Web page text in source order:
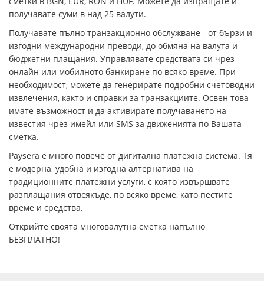
получавате суми в над 25 валути.
Получавате пълно транзакционно обслужване - от бързи и
изгодни международни преводи, до обмяна на валута и
бюджетни плащания. Управлявате средствата си чрез
онлайн или мобилното банкиране по всяко време. При
необходимост, можетe да генерирате пoдробни счетоводни
извлечения, както и справки за транзакциите. Освен това
имате възможност и да активирате получаването на
известия чрез имейл или SMS за движенията по Вашата
сметка.
Paysera е много повече от дигитална платежна система. Тя
е модерна, удобна и изгодна алтернатива на
традиционните платежни услуги, с която извършвате
разплащания отвсякъде, по всяко време, като пестите
време и средства.
Открийте своята многовалутна сметка напълно
БЕЗПЛАТНО!